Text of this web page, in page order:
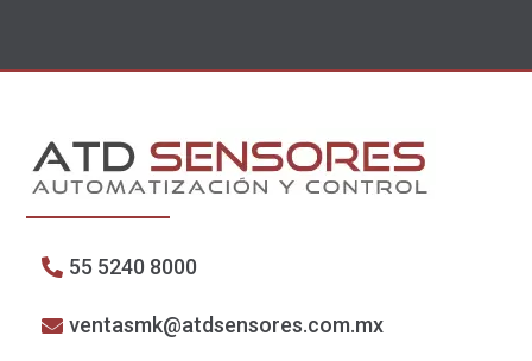
55 5240 8000
ventasmk@atdsensores.com.mx